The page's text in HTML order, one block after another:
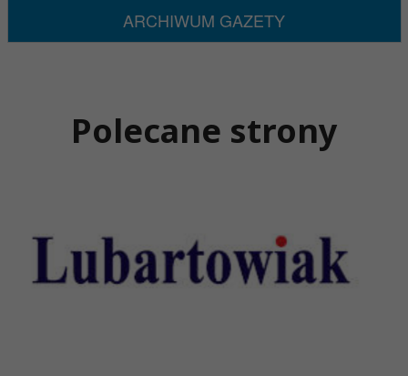
ARCHIWUM GAZETY
Polecane strony